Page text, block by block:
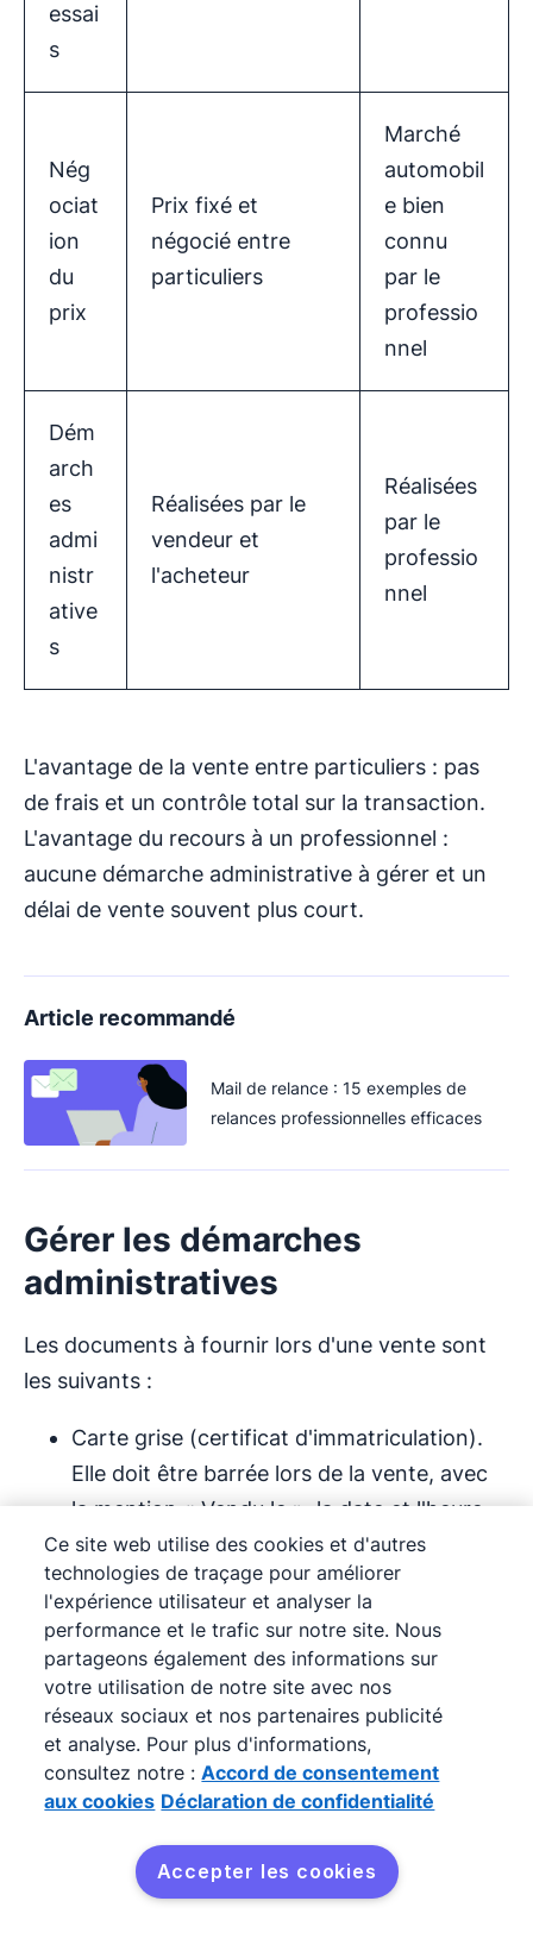
essai
s
Nég
ociat
ion
du
prix
Prix fixé et
négocié entre
particuliers
Marché
automobil
e bien
connu
par le
professio
nnel
Dém
arch
es
admi
nistr
ative
s
Réalisées par le
vendeur et
l'acheteur
Réalisées
par le
professio
nnel
L'avantage de la vente entre particuliers : pas
de frais et un contrôle total sur la transaction.
L'avantage du recours à un professionnel :
aucune démarche administrative à gérer et un
délai de vente souvent plus court.
Article recommandé
Mail de relance : 15 exemples de
relances professionnelles efficaces
Gérer les démarches
administratives
Les documents à fournir lors d'une vente sont
les suivants :
Carte grise (certificat d'immatriculation).
Elle doit être barrée lors de la vente, avec
la mention « Vendu le », la date et l'heure.
Gardez une copie pour la résiliation de
votre assurance auto.
Certificat de cessionsigné par le vendeur
et l'acheteur.
Certificat de non-gage(certificat de
situation administrative).
Manuel d'utilisation, carnet d'entretien et
Essayer gratuitement
Ce site web utilise des cookies et d'autres
technologies de traçage pour améliorer
l'expérience utilisateur et analyser la
performance et le trafic sur notre site. Nous
partageons également des informations sur
votre utilisation de notre site avec nos
réseaux sociaux et nos partenaires publicité
et analyse. Pour plus d'informations,
consultez notre : Accord de consentement
aux cookies Déclaration de confidentialité
Accepter les cookies